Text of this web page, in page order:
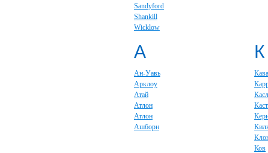
Sandyford
Shankill
Wicklow
А
Ан-Уавь
Арклоу
Атай
Атлон
Атлон
Ашборн
К
Ков